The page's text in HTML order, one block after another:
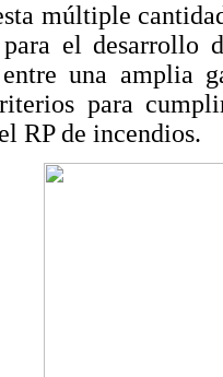
múltiple
el desarrollo
una amplia
para
RP de incendios.